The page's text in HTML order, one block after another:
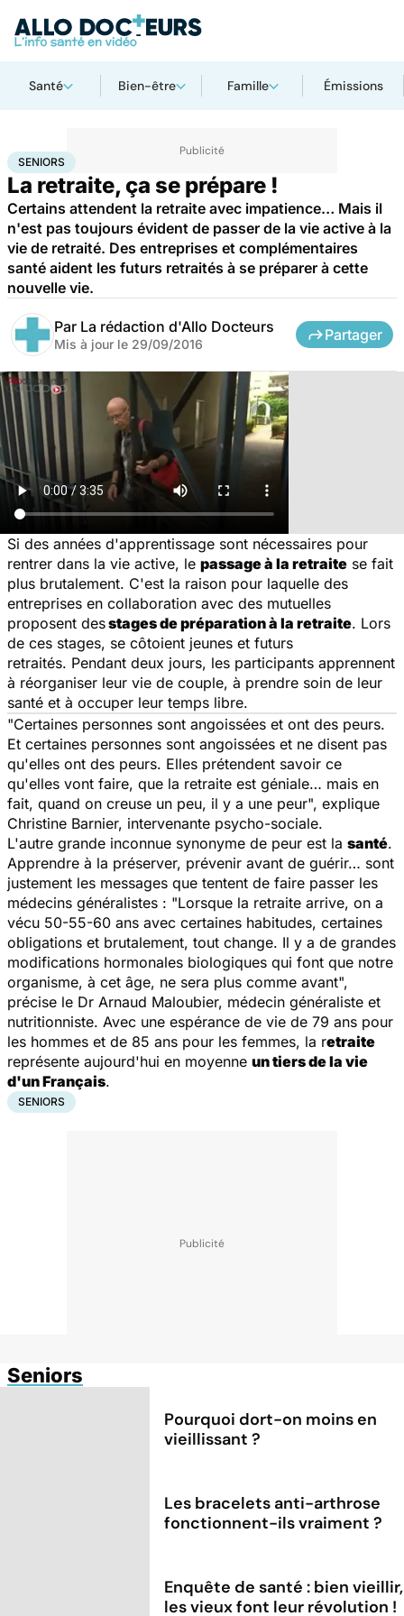
Santé Bien-être Famille Émissions
AccueilSanté
SENIORS
La retraite, ça se prépare !
Certains attendent la retraite avec impatience… Mais il
n'est pas toujours évident de passer de la vie active à la
vie de retraité. Des entreprises et complémentaires
santé aident les futurs retraités à se préparer à cette
nouvelle vie.
Par La rédaction d'Allo Docteurs
Mis à jour le 29/09/2016
Partager
Si des années d'apprentissage sont nécessaires pour
rentrer dans la vie active, le passage à la retraite se fait
plus brutalement. C'est la raison pour laquelle des
entreprises en collaboration avec des mutuelles
proposent desstages de préparation à la retraite. Lors
de ces stages, se côtoient jeunes et futurs
retraités. Pendant deux jours, les participants apprennent
à réorganiser leur vie de couple, à prendre soin de leur
santé et à occuper leur temps libre.
"Certaines personnes sont angoissées et ont des peurs.
Et certaines personnes sont angoissées et ne disent pas
qu'elles ont des peurs. Elles prétendent savoir ce
qu'elles vont faire, que la retraite est géniale… mais en
fait, quand on creuse un peu, il y a une peur", explique
Christine Barnier, intervenante psycho-sociale.
L'autre grande inconnue synonyme de peur est la santé.
Apprendre à la préserver, prévenir avant de guérir… sont
justement les messages que tentent de faire passer les
médecins généralistes : "Lorsque la retraite arrive, on a
vécu 50-55-60 ans avec certaines habitudes, certaines
obligations et brutalement, tout change. Il y a de grandes
modifications hormonales biologiques qui font que notre
organisme, à cet âge, ne sera plus comme avant",
précise le Dr Arnaud Maloubier, médecin généraliste et
nutritionniste. Avec une espérance de vie de 79 ans pour
les hommes et de 85 ans pour les femmes, la retraite
représente aujourd'hui en moyenne un tiers de la vie
d'un Français.
SENIORS
Seniors
Pourquoi dort-on moins en
vieillissant ?
Les bracelets anti-arthrose
fonctionnent-ils vraiment ?
Enquête de santé : bien vieillir,
les vieux font leur révolution !